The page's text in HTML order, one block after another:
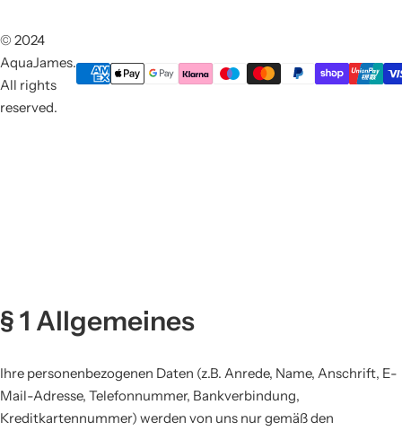
© 2024
AquaJames.
All rights
reserved.
§ 1 Allgemeines
Ihre personenbezogenen Daten (z.B. Anrede, Name, Anschrift, E-
Mail-Adresse, Telefonnummer, Bankverbindung,
Kreditkartennummer) werden von uns nur gemäß den